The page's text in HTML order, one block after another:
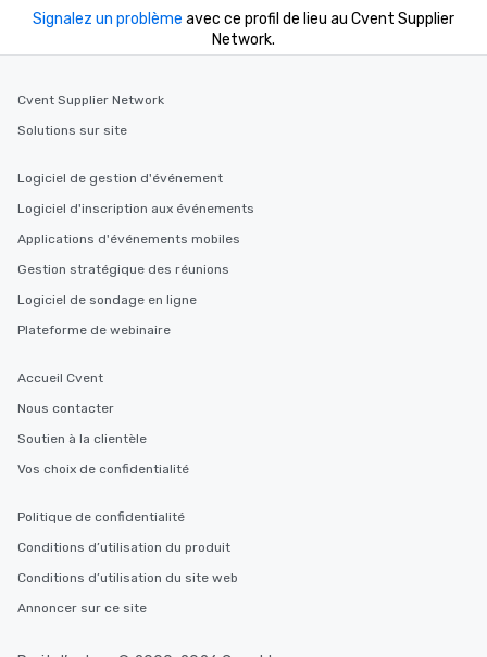
Signalez un problème avec ce profil de lieu au Cvent Supplier
Network.
Cvent Supplier Network
Solutions sur site
Logiciel de gestion d'événement
Logiciel d'inscription aux événements
Applications d'événements mobiles
Gestion stratégique des réunions
Logiciel de sondage en ligne
Plateforme de webinaire
Accueil Cvent
Nous contacter
Soutien à la clientèle
Vos choix de confidentialité
Politique de confidentialité
Conditions d’utilisation du produit
Conditions d’utilisation du site web
Annoncer sur ce site